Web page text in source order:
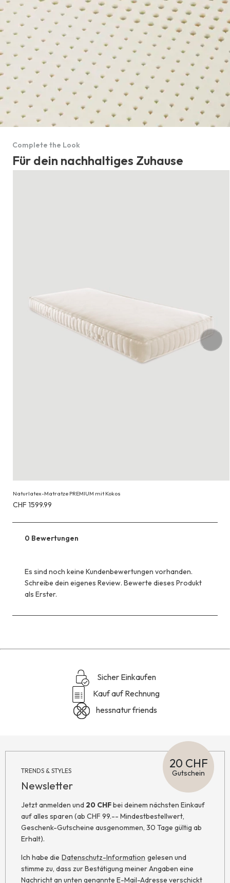
Complete the Look
Für dein nachhaltiges Zuhause
Naturlatex-Matratze PREMIUM mit Kokos
Erhältlich
CHF 1599.99
CHF 1599.99
0 Bewertungen
Es sind noch keine Kundenbewertungen vorhanden.
Schreibe dein eigenes Review. Bewerte dieses Produkt
als Erster.
Sicher Einkaufen
Kauf auf Rechnung
hessnatur friends
TRENDS & STYLES
Newsletter
20 CHF
Gutschein
Jetzt anmelden und 20 CHFbei deinem nächsten Einkauf
auf alles sparen (ab CHF 99.-- Mindestbestellwert,
Geschenk-Gutscheine ausgenommen, 30 Tage gültig ab
Erhalt).
Ich habe die Datenschutz-Information gelesen und
stimme zu, dass zur Bestätigung meiner Angaben eine
Nachricht an unten genannte E-Mail-Adresse verschickt